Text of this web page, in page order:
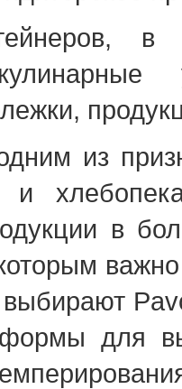
в
из
и
в
выбирают
для